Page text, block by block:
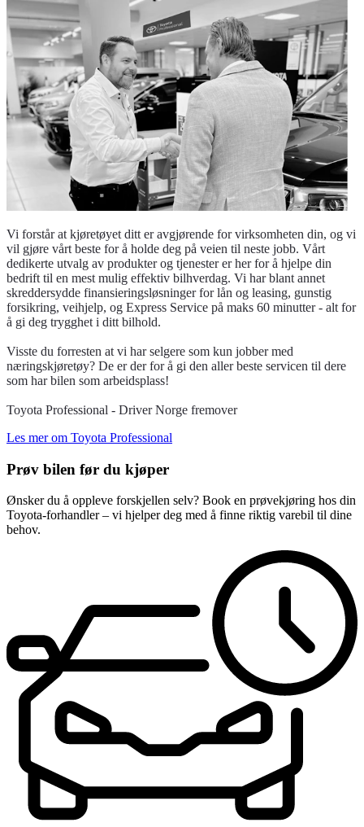
Vi forstår at kjøretøyet ditt er avgjørende for virksomheten din, og vi
vil gjøre vårt beste for å holde deg på veien til neste jobb. Vårt
dedikerte utvalg av produkter og tjenester er her for å hjelpe din
bedrift til en mest mulig effektiv bilhverdag. Vi har blant annet
skreddersydde finansieringsløsninger for lån og leasing, gunstig
forsikring, veihjelp, og Express Service på maks 60 minutter - alt for
å gi deg trygghet i ditt bilhold.
Visste du forresten at vi har selgere som kun jobber med
næringskjøretøy? De er der for å gi den aller beste servicen til dere
som har bilen som arbeidsplass!
Toyota Professional - Driver Norge fremover
Les mer om Toyota Professional
Prøv bilen før du kjøper
Ønsker du å oppleve forskjellen selv? Book en prøvekjøring hos din
Toyota-forhandler – vi hjelper deg med å finne riktig varebil til dine
behov.